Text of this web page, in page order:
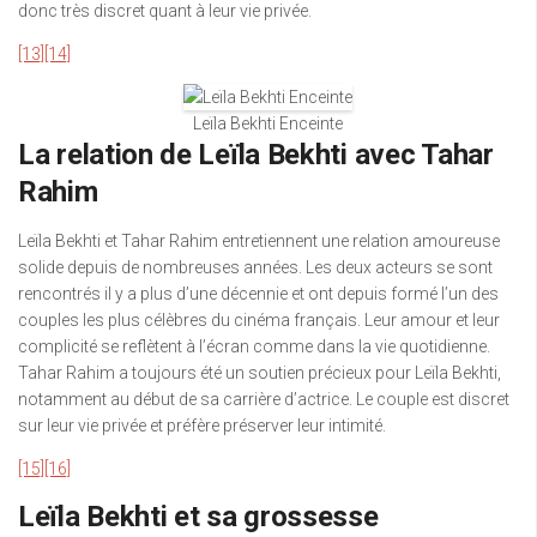
donc très discret quant à leur vie privée.
[13] [14]
Leïla Bekhti Enceinte
La relation de Leïla Bekhti avec Tahar
Rahim
Leïla Bekhti et Tahar Rahim entretiennent une relation amoureuse
solide depuis de nombreuses années. Les deux acteurs se sont
rencontrés il y a plus d’une décennie et ont depuis formé l’un des
couples les plus célèbres du cinéma français. Leur amour et leur
complicité se reflètent à l’écran comme dans la vie quotidienne.
Tahar Rahim a toujours été un soutien précieux pour Leïla Bekhti,
notamment au début de sa carrière d’actrice. Le couple est discret
sur leur vie privée et préfère préserver leur intimité.
[15] [16]
Leïla Bekhti et sa grossesse